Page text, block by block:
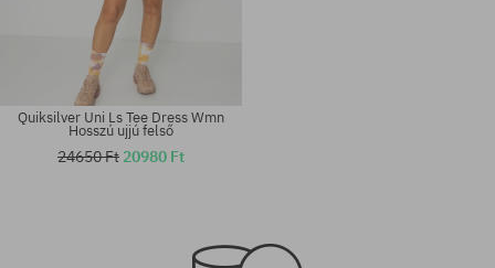
Quiksilver Uni Ls Tee Dress Wmn
Hosszú ujjú felső
24650 Ft 20980 Ft